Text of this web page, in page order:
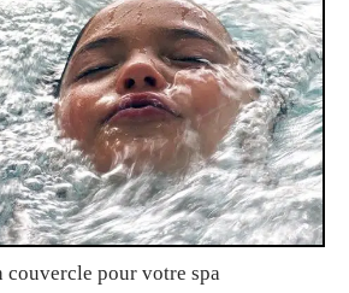
pour votre spa